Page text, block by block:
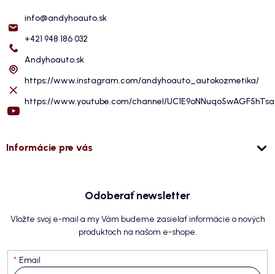
info@andyhoauto.sk
+421 948 186 032
Andyhoauto.sk
https://www.instagram.com/andyhoauto_autokozmetika/
https://www.youtube.com/channel/
Informácie pre vás
Odoberať newsletter
Vložte svoj e-mail a my Vám budeme zasielať informácie o nových
produktoch na našom e-shope.
Email